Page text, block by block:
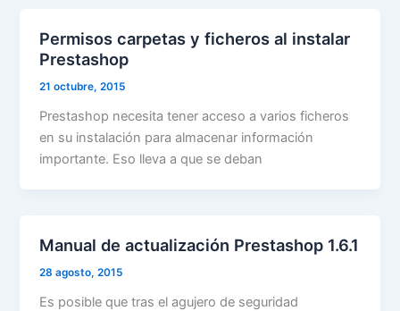
Permisos carpetas y ficheros al instalar
Prestashop
21 octubre, 2015
Prestashop necesita tener acceso a varios ficheros
en su instalación para almacenar información
importante. Eso lleva a que se deban
Manual de actualización Prestashop 1.6.1
28 agosto, 2015
Es posible que tras el agujero de seguridad